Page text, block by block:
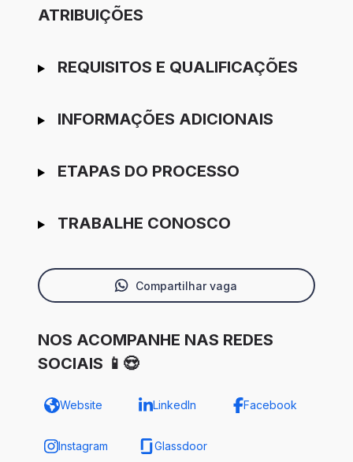
ATRIBUIÇÕES
REQUISITOS E QUALIFICAÇÕES
INFORMAÇÕES ADICIONAIS
ETAPAS DO PROCESSO
TRABALHE CONOSCO
Compartilhar vaga
NOS ACOMPANHE NAS REDES
SOCIAIS 📱😍
Website LinkedIn Facebook
Instagram Glassdoor